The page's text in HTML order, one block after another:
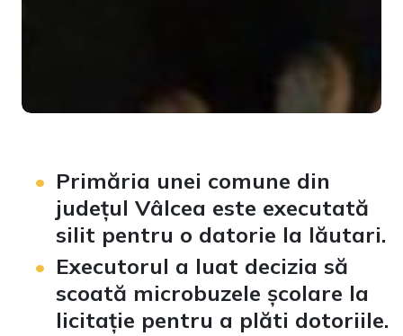
Primăria unei comune din
județul Vâlcea este executată
silit pentru o datorie la lăutari.
Executorul a luat decizia să
scoată microbuzele școlare la
licitație pentru a plăti dotoriile.